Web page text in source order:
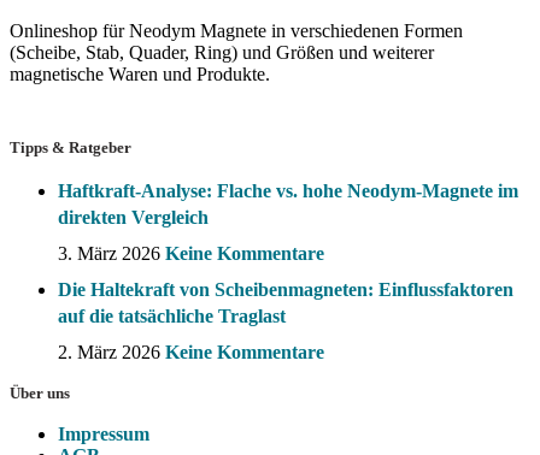
Onlineshop für Neodym Magnete in verschiedenen Formen
(Scheibe, Stab, Quader, Ring) und Größen und weiterer
magnetische Waren und Produkte.
Tipps & Ratgeber
Haftkraft-Analyse: Flache vs. hohe Neodym-Magnete im
direkten Vergleich
3. März 2026 Keine Kommentare
Die Haltekraft von Scheibenmagneten: Einflussfaktoren
auf die tatsächliche Traglast
2. März 2026 Keine Kommentare
Über uns
Impressum